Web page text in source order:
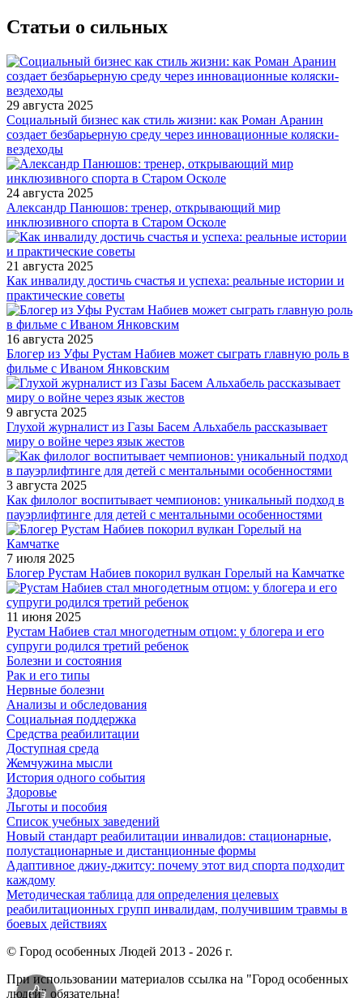
Статьи о сильных
29 августа 2025
Социальный бизнес как стиль жизни: как Роман Аранин
создает безбарьерную среду через инновационные коляски-
вездеходы
24 августа 2025
Александр Панюшов: тренер, открывающий мир
инклюзивного спорта в Старом Осколе
21 августа 2025
Как инвалиду достичь счастья и успеха: реальные истории и
практические советы
16 августа 2025
Блогер из Уфы Рустам Набиев может сыграть главную роль в
фильме с Иваном Янковским
9 августа 2025
Глухой журналист из Газы Басем Альхабель рассказывает
миру о войне через язык жестов
3 августа 2025
Как филолог воспитывает чемпионов: уникальный подход в
пауэрлифтинге для детей с ментальными особенностями
7 июля 2025
Блогер Рустам Набиев покорил вулкан Горелый на Камчатке
11 июня 2025
Рустам Набиев стал многодетным отцом: у блогера и его
супруги родился третий ребенок
Болезни и состояния
Рак и его типы
Нервные болезни
Анализы и обследования
Социальная поддержка
Средства реабилитации
Доступная среда
Жемчужина мысли
История одного события
Здоровье
Льготы и пособия
Список учебных заведений
Новый стандарт реабилитации инвалидов: стационарные,
полустационарные и дистанционные формы
Адаптивное джиу-джитсу: почему этот вид спорта подходит
каждому
Методическая таблица для определения целевых
реабилитационных групп инвалидам, получившим травмы в
боевых действиях
© Город особенных Людей 2013 - 2026 г.
При использовании материалов ссылка на "Город особенных
людей" обязательна!